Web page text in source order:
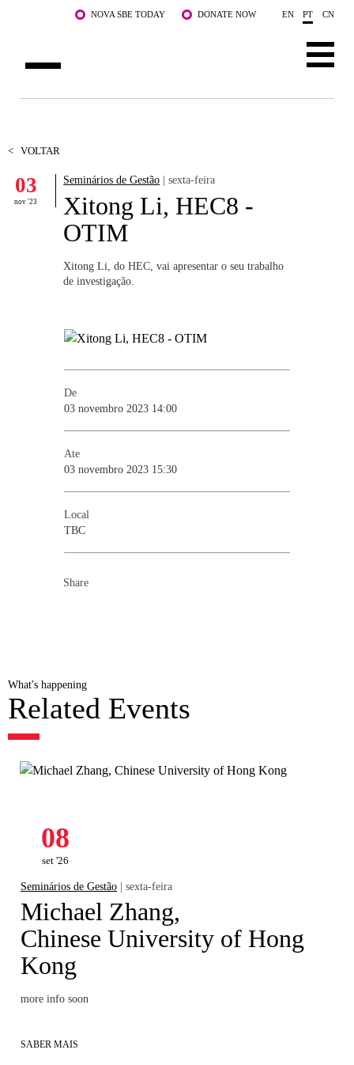
Saltar para o conteúdo principalNOVA SBE TODAY DONATE NOW EN PT CN
DOCENTES E INVESTIGAÇÃO
COMUNIDADE
WHAT'S HAPPENING
< VOLTAR
03
nov '23
Seminários de Gestão | sexta-feira
Xitong Li, HEC8 -
OTIM
Xitong Li, do HEC, vai apresentar o seu trabalho
de investigação.
De
03 novembro 2023 14:00
Ate
03 novembro 2023 15:30
Local
TBC
Share
What's happening
Related Events
08
set '26
Seminários de Gestão | sexta-feira
Michael Zhang,
Chinese University of Hong
Kong
more info soon
SABER MAIS